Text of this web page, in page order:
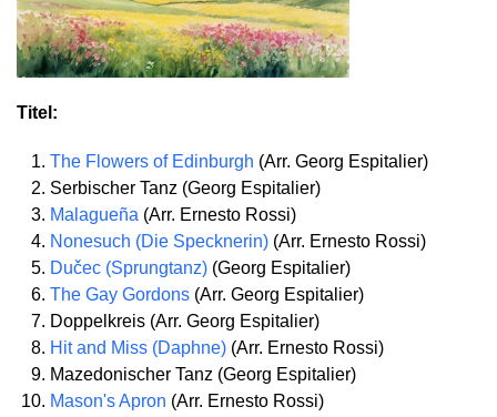
Titel:
The Flowers of Edinburgh (Arr. Georg Espitalier)
Serbischer Tanz (Georg Espitalier)
Malagueña (Arr. Ernesto Rossi)
Nonesuch (Die Specknerin) (Arr. Ernesto Rossi)
Dučec (Sprungtanz) (Georg Espitalier)
The Gay Gordons (Arr. Georg Espitalier)
Doppelkreis (Arr. Georg Espitalier)
Hit and Miss (Daphne) (Arr. Ernesto Rossi)
Mazedonischer Tanz (Georg Espitalier)
Mason's Apron (Arr. Ernesto Rossi)